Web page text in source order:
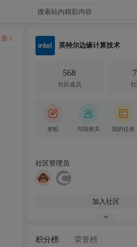
英特尔边缘计算技术
568
社区成员
发帖 与我相关 我的任务
社区管理员
加入社区
积分榜 荣誉榜